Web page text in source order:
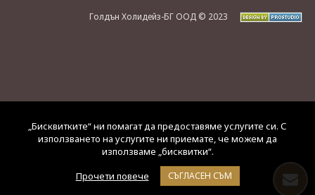
Голдън Холидейз-БГ ООД © 2023
„Бисквитките“ ни помагат да предоставяме услугите си. С
използването на услугите ни приемате, че можем да
използваме „бисквитки“.
Прочети повече
СЪГЛАСЕН СЪМ